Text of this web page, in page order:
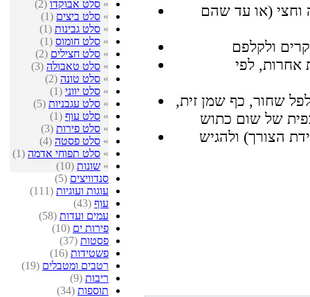
» סלט אבוקדו (2)
» סלט ביצים (1)
» סלט גבינות (1)
» סלט חומוס (1)
» סלט חצילים (2)
» סלט טאבולה (3)
» סלט טונה (2)
» סלט יווני (1)
» סלט עגבניות (5)
» סלט עוף (1)
» סלט פירות (3)
» סלט פסטה (4)
» סלט תפוחי אדמה (1)
» שונות (10)
סנדוויצים (5)
עוגות ועוגיות (111)
עוף (43)
עמים ועדות (58)
פירות ים (10)
פסטות (37)
פשטידות (16)
רטבים ומטבלים (19)
ריבות (9)
תוספות (34)
(או עד שהם
אחרות, לפי
שחור, כף שמן זית,